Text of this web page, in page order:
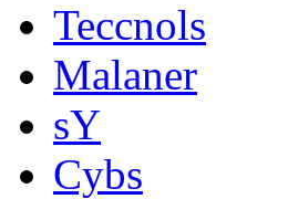
Teccnols
Malaner
sY
Cybs